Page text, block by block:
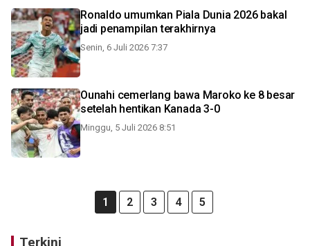
Ronaldo umumkan Piala Dunia 2026 bakal
jadi penampilan terakhirnya
Senin, 6 Juli 2026 7:37
Ounahi cemerlang bawa Maroko ke 8 besar
setelah hentikan Kanada 3-0
Minggu, 5 Juli 2026 8:51
1 2 3 4 5
Terkini